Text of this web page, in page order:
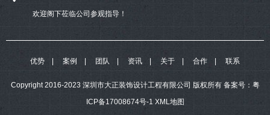
欢迎阁下莅临公司参观指导！
优势 案例 团队 资讯 关于 合作 联系
Copyright 2016-2023 深圳市大正装饰设计工程有限公司 版权所有 备案号： 粤
ICP备17008674号-1 XML地图